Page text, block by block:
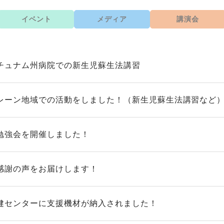
イベント メディア 講演会
ュナム州病院での新生児蘇生法講習
ーン地域での活動をしました！（新生児蘇生法講習など
強会を開催しました！
謝の声をお届けします！
センターに支援機材が納入されました！